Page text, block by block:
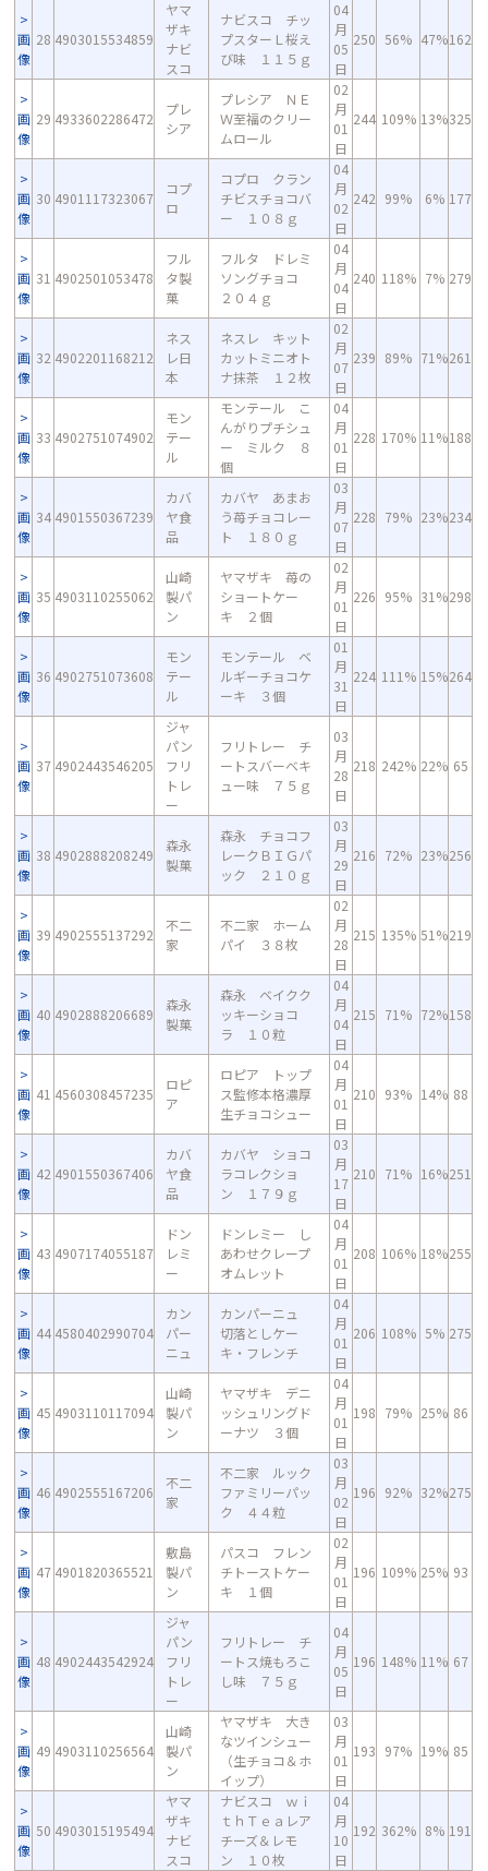
画
像
28 4903015534859
ヤマ
ザキ
ナビ
スコ
ナビスコ チッ
プスターＬ桜え
び味 １１５ｇ
04
月
05
日
250 56% 47%162
画
像
29 4933602286472
プレ
シア
プレシア ＮＥ
Ｗ至福のクリー
ムロール
02
月
01
日
244 109% 13%325
画
像
30 4901117323067
コプ
ロ
コプロ クラン
チビスチョコバ
ー １０８ｇ
04
月
02
日
242 99% 6% 177
画
像
31 4902501053478
フル
タ製
菓
フルタ ドレミ
ソングチョコ
２０４ｇ
04
月
04
日
240 118% 7% 279
画
像
32 4902201168212
ネス
レ日
本
ネスレ キット
カットミニオト
ナ抹茶 １２枚
02
月
07
日
239 89% 71%261
画
像
33 4902751074902
モン
テー
ル
モンテール こ
んがりプチシュ
ー ミルク ８
個
04
月
01
日
228 170% 11%188
画
像
34 4901550367239
カバ
ヤ食
品
カバヤ あまお
う苺チョコレー
ト １８０ｇ
03
月
07
日
228 79% 23%234
画
像
35 4903110255062
山崎
製パ
ン
ヤマザキ 苺の
ショートケー
キ ２個
02
月
01
日
226 95% 31%298
画
像
36 4902751073608
モン
テー
ル
モンテール ベ
ルギーチョコケ
ーキ ３個
01
月
31
日
224 111% 15%264
画
像
37 4902443546205
ジャ
パン
フリ
トレ
ー
フリトレー チ
ートスバーベキ
ュー味 ７５ｇ
03
月
28
日
218 242% 22% 65
画
像
38 4902888208249
森永
製菓
森永 チョコフ
レークＢＩＧパ
ック ２１０ｇ
03
月
29
日
216 72% 23%256
画
像
39 4902555137292
不二
家
不二家 ホーム
パイ ３８枚
02
月
28
日
215 135% 51%219
画
像
40 4902888206689
森永
製菓
森永 ベイクク
ッキーショコ
ラ １０粒
04
月
04
日
215 71% 72%158
画
像
41 4560308457235
ロピ
ア
ロピア トップ
ス監修本格濃厚
生チョコシュー
04
月
01
日
210 93% 14% 88
画
像
42 4901550367406
カバ
ヤ食
品
カバヤ ショコ
ラコレクショ
ン １７９ｇ
03
月
17
日
210 71% 16%251
画
像
43 4907174055187
ドン
レミ
ー
ドンレミー し
あわせクレープ
オムレット
04
月
01
日
208 106% 18%255
画
像
44 4580402990704
カン
パー
ニュ
カンパーニュ
切落としケー
キ・フレンチ
04
月
01
日
206 108% 5% 275
画
像
45 4903110117094
山崎
製パ
ン
ヤマザキ デニ
ッシュリングド
ーナツ ３個
04
月
01
日
198 79% 25% 86
画
像
46 4902555167206
不二
家
不二家 ルック
ファミリーパッ
ク ４４粒
03
月
02
日
196 92% 32%275
画
像
47 4901820365521
敷島
製パ
ン
パスコ フレン
チトーストケー
キ １個
02
月
01
日
196 109% 25% 93
画
像
48 4902443542924
ジャ
パン
フリ
トレ
ー
フリトレー チ
ートス焼もろこ
し味 ７５ｇ
04
月
05
日
196 148% 11% 67
画
像
49 4903110256564
山崎
製パ
ン
ヤマザキ 大き
なツインシュー
（生チョコ＆ホ
イップ）
03
月
01
日
193 97% 19% 85
画
像
50 4903015195494
ヤマ
ザキ
ナビ
スコ
ナビスコ ｗｉ
ｔｈＴｅａレア
チーズ＆レモ
ン １０枚
04
月
10
日
192 362% 8% 191